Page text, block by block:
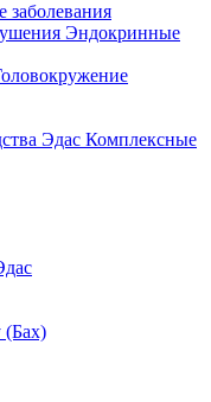
заболевания
Эндокринные
Комплексные
(Бах)